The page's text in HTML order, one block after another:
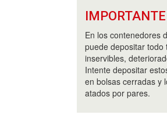
IMPORTANTE
En los contenedores
puede depositar todo
inservibles,
Intente depositar
en bolsas cerradas y
atados por pares.